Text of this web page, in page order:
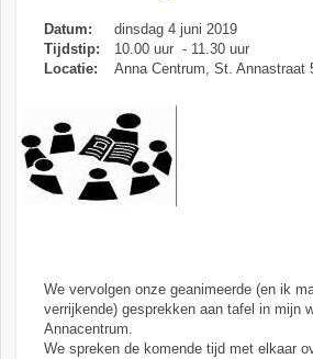
Datum:
dinsdag 4 juni 2019
Tijdstip:
10.00 uur - 11.30 uur
Locatie:
Anna Centrum, St. Annastraat
We vervolgen onze geanimeerde (en ik
verrijkende) gesprekken aan tafel in mijn
Annacentrum.
We spreken de komende tijd met elkaar